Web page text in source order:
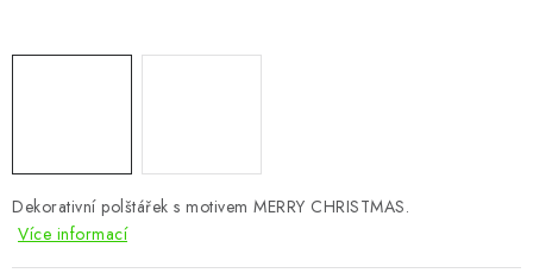
Vše o nákupu Info
Reklamace a odstoupení od smlouvy
Kontakty
Bonusový program NBM+
Dekorativní polštářek s motivem MERRY CHRISTMAS.
Více informací